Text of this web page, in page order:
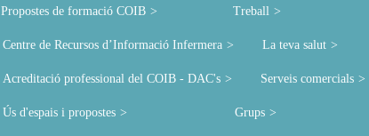
Propostes de formació COIB Treball
Centre de Recursos d’Informació Infermera La teva salut
Acreditació professional del COIB - DAC's Serveis comercials
Ús d'espais i propostes Grups